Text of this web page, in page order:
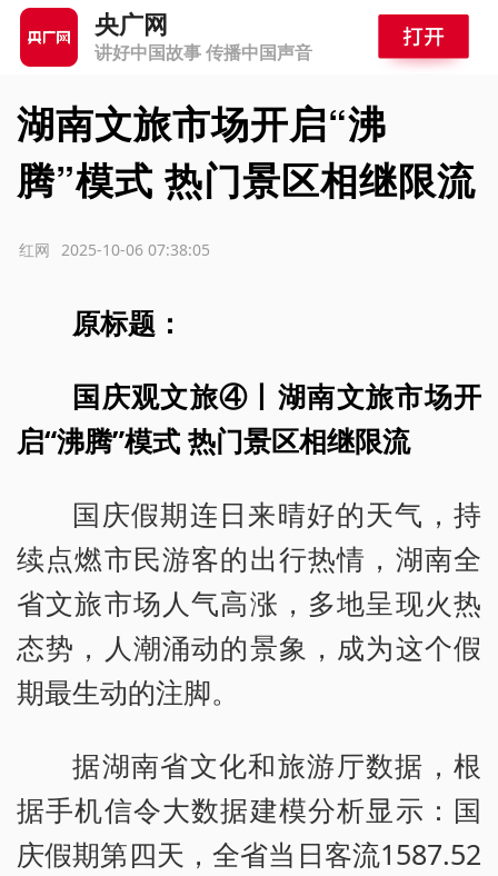
央广网
讲好中国故事 传播中国声音
湖南文旅市场开启“沸
腾”模式 热门景区相继限流
2025-10-06 07:38:05
红网
原标题：
国庆观文旅④丨湖南文旅市场开
启“沸腾”模式 热门景区相继限流
国庆假期连日来晴好的天气，持
续点燃市民游客的出行热情，湖南全
省文旅市场人气高涨，多地呈现火热
态势，人潮涌动的景象，成为这个假
期最生动的注脚。
据湖南省文化和旅游厅数据，根
据手机信令大数据建模分析显示：国
庆假期第四天，全省当日客流1587.52